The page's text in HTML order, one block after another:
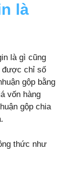
là
là gì cũng
được chỉ số
gộp bằng
vốn hàng
gộp chia
thức như